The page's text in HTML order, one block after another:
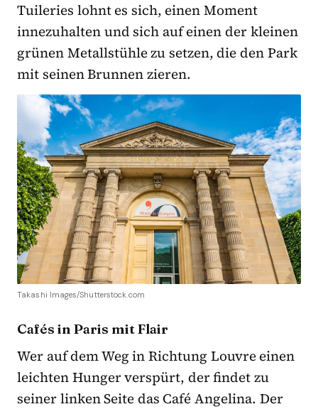
Tuileries lohnt es sich, einen Moment
innezuhalten und sich auf einen der kleinen
grünen Metallstühle zu setzen, die den Park
mit seinen Brunnen zieren.
Takashi Images/Shutterstock.com
Cafés in Paris mit Flair
Wer auf dem Weg in Richtung Louvre einen
leichten Hunger verspürt, der findet zu
seiner linken Seite das Café Angelina. Der